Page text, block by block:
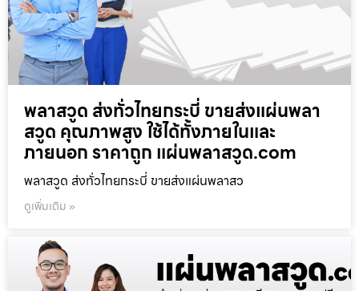
พลาสวูด ส่งทั่วไทยกระบี่ ขายส่งแผ่นพลา
สวูด คุณภาพสูง ใช้ได้ทั้งภายในและ
ภายนอก ราคาถูก แผ่นพลาสวูด.com
พลาสวูด ส่งทั่วไทยกระบี่ ขายส่งแผ่นพลาสว
ดูเพิ่มเติม »